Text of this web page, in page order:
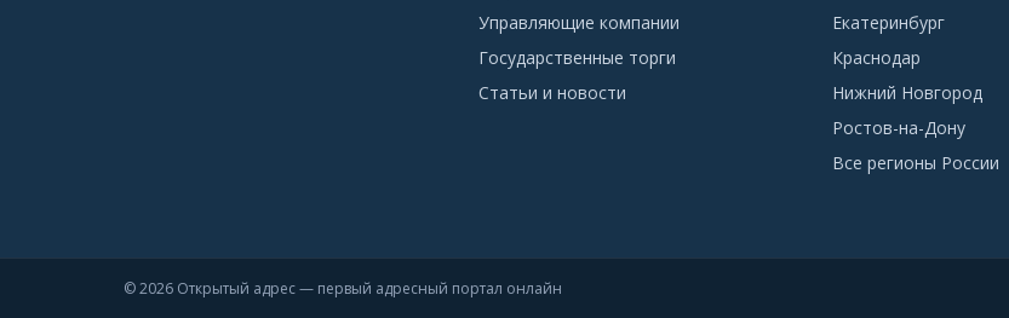
Управляющие компании
Государственные торги
Статьи и новости
Екатеринбург
Краснодар
Нижний Новгород
Ростов-на-Дону
Все регионы России
© 2026 Открытый адрес — первый адресный портал онлайн